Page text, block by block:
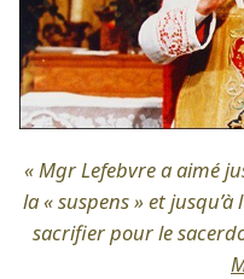
« Mgr Lefebvre a aimé
la « suspens » et
sacrifier pour le